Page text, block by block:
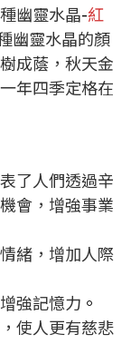
幽靈水晶-紅
幽靈水晶的顏
成蔭，秋天金
年四季定格在
了人們透過辛
會，增強事業
緒，增加人際
強記憶力 。
使人更有慈悲